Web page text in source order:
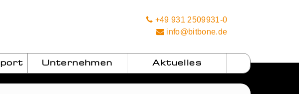
+49 931 2509931-0
info@bitbone.de
Unternehmen Aktuelles